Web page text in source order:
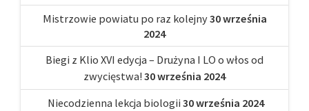
Mistrzowie powiatu po raz kolejny30 września
2024
Biegi z Klio XVI edycja – Drużyna I LO o włos od
zwycięstwa! 30 września 2024
Niecodzienna lekcja biologii 30 września 2024